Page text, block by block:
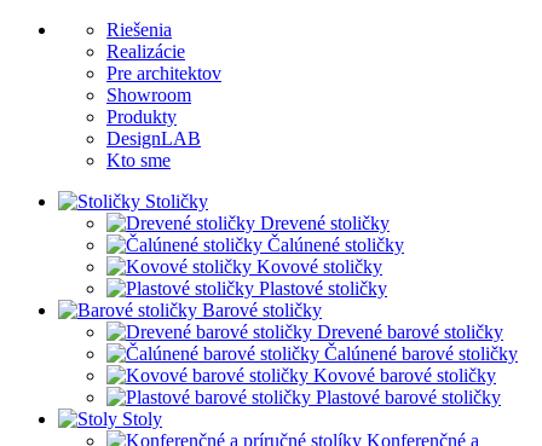
Riešenia
Realizácie
Pre architektov
Showroom
Produkty
DesignLAB
Kto sme
Stoličky
Drevené stoličky
Čalúnené stoličky
Kovové stoličky
Plastové stoličky
Barové stoličky
Drevené barové stoličky
Čalúnené barové stoličky
Kovové barové stoličky
Plastové barové stoličky
Stoly
Konferenčné a